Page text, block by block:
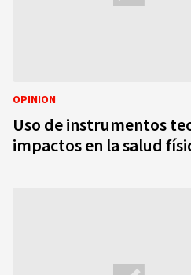
OPINIÓN
Uso de instrumentos
impactos en la salud